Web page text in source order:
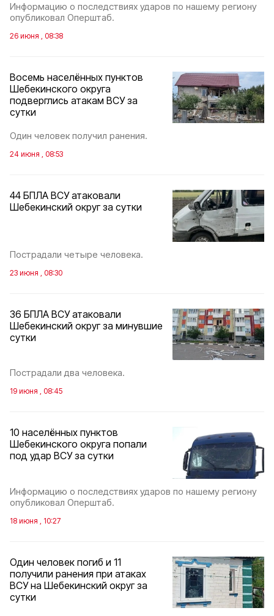
Информацию о последствиях ударов по нашему региону
опубликовал Оперштаб.
26 июня , 08:38
Восемь населённых пунктов
Шебекинского округа
подверглись атакам ВСУ за
сутки
Один человек получил ранения.
24 июня , 08:53
44 БПЛА ВСУ атаковали
Шебекинский округ за сутки
Пострадали четыре человека.
23 июня , 08:30
36 БПЛА ВСУ атаковали
Шебекинский округ за минувшие
сутки
Пострадали два человека.
19 июня , 08:45
10 населённых пунктов
Шебекинского округа попали
под удар ВСУ за сутки
Информацию о последствиях ударов по нашему региону
опубликовал Оперштаб.
18 июня , 10:27
Один человек погиб и 11
получили ранения при атаках
ВСУ на Шебекинский округ за
сутки